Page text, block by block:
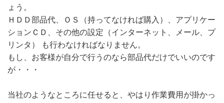
ょう。
ＨＤＤ部品代、ＯＳ（持ってなければ購入）、アプリケー
ションＣＤ、その他の設定（インターネット、メール、プ
リンタ） も行わなければなりません。
もし、お客様が自分で行うのなら部品代だけでいいのです
が・・・
当社のようなところに任せると、やはり作業費用が掛かっ